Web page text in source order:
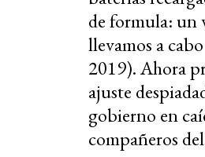
de formula: un
llevamos a
2019). Ahora
ajuste
gobierno en
compañeros